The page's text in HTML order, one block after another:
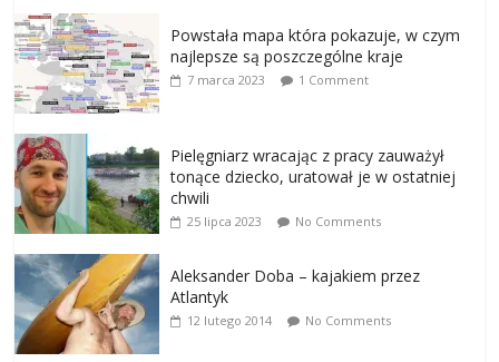
Powstała mapa która pokazuje, w czym
najlepsze są poszczególne kraje
7 marca 2023 1 Comment
Pielęgniarz wracając z pracy zauważył
tonące dziecko, uratował je w ostatniej
chwili
25 lipca 2023 No Comments
Aleksander Doba – kajakiem przez
Atlantyk
12 lutego 2014 No Comments